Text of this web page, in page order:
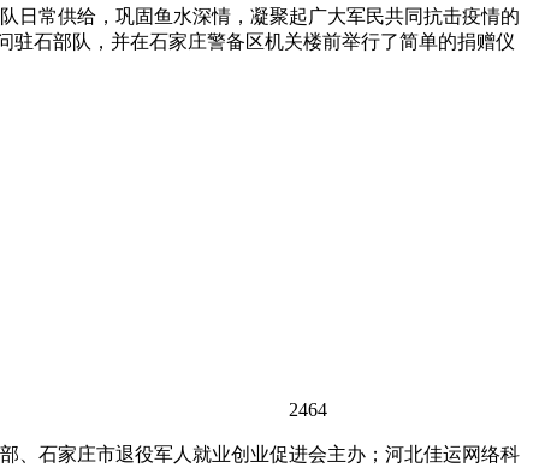
日常供给，巩固鱼水深情，凝聚起广大军民共同抗击疫情的
石部队，并在石家庄警备区机关楼前举行了简单的捐赠仪
2464
、石家庄市退役军人就业创业促进会主办；河北佳运网络科